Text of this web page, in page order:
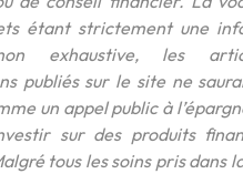
étant strictement une
exhaustive, les
publiés sur le site ne
un appel public à
sur des produits
tous les soins pris dans